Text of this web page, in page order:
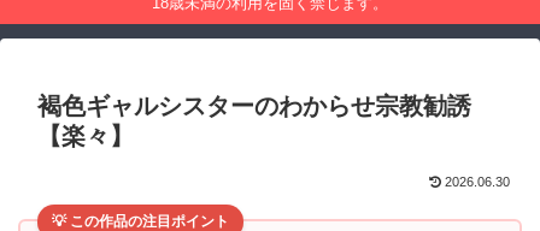
褐色ギャルシスターのわからせ宗教勧誘
【楽々】
2026.06.30
💡 この作品の注目ポイント